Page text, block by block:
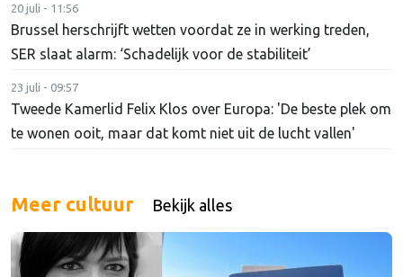
20 juli - 11:56
Brussel herschrijft wetten voordat ze in werking treden,
SER slaat alarm: ‘Schadelijk voor de stabiliteit’
23 juli - 09:57
Tweede Kamerlid Felix Klos over Europa: 'De beste plek om
te wonen ooit, maar dat komt niet uit de lucht vallen'
Meer cultuur Bekijk alles